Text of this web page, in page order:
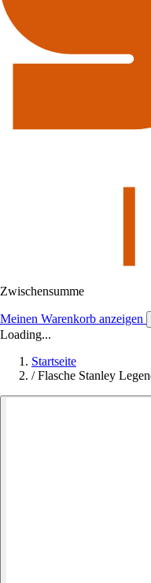
Zwischensumme
Meinen Warenkorb anzeigen
Loading...
Startseite
/ Flasche Stanley